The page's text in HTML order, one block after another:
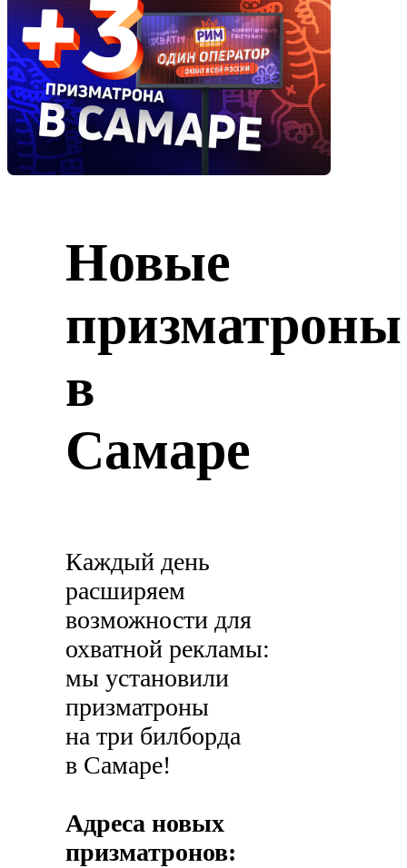
Новые
призматроны
в
Самаре
Каждый день
расширяем
возможности для
охватной рекламы:
мы установили
призматроны
на три билборда
в Самаре!
Адреса новых
призматронов: